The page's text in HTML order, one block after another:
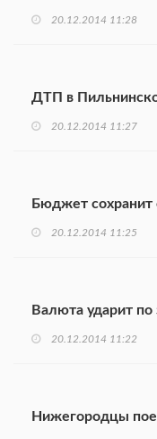
20.12.2014 11:28
ДТП в
20.12.2014 11:27
Бюджет сохранит
20.12.2014 11:25
Валюта ударит
20.12.2014 11:22
Нижегородцы